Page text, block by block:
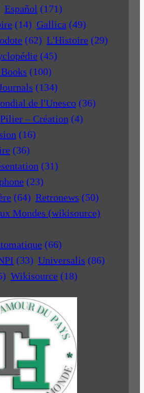
Español (171)
(14) Gallica (49)
(62) L'Histoire (29)
(45)
(100)
(134)
de l'Unesco (36)
Pilier – Création (4)
(16)
(36)
(31)
(23)
(64) Retronews (50)
Mondes (wikisource)
(66)
(33) Universalis (86)
Wikisource (18)